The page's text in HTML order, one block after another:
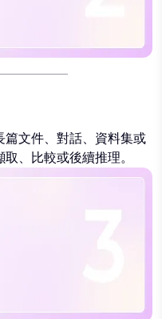
篇文件、對話、資料集或
、比較或後續推理。